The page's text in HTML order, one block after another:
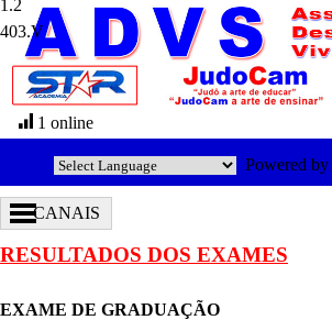
1 online
Powered by
CANAIS
RESULTADOS DOS EXAMES
EXAME DE GRADUAÇÃO
403.V